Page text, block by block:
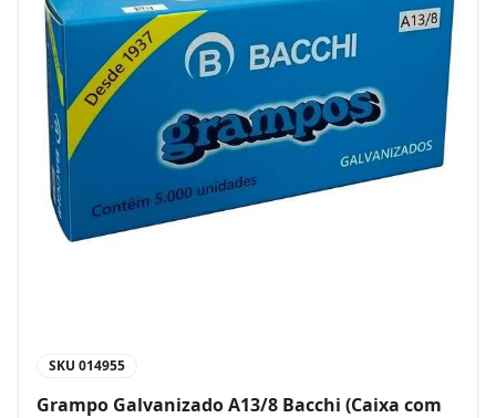
SKU 014955
Grampo Galvanizado A13/8 Bacchi (Caixa com